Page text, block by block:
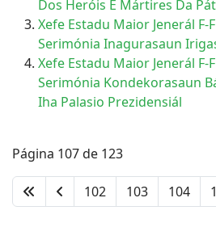
Dos Heróis E Mártires Da
Xefe Estadu Maior Jenerál F-
Serimónia Inagurasaun
Xefe Estadu Maior Jenerál F-
Serimónia Kondekorasaun
Iha Palasio Prezidensiál
Página 107 de 123
102 103 104